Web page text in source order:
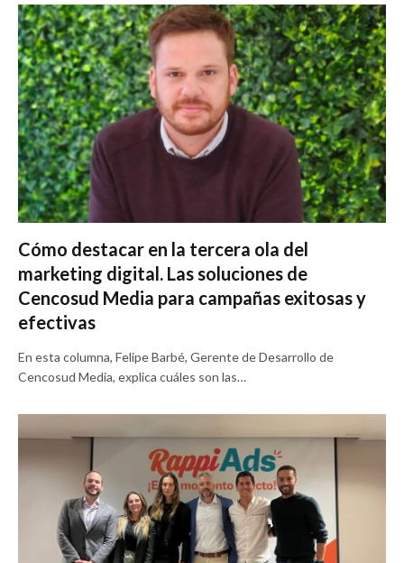
Cómo destacar en la tercera ola del
marketing digital. Las soluciones de
Cencosud Media para campañas exitosas y
efectivas
En esta columna, Felipe Barbé, Gerente de Desarrollo de
Cencosud Media, explica cuáles son las…